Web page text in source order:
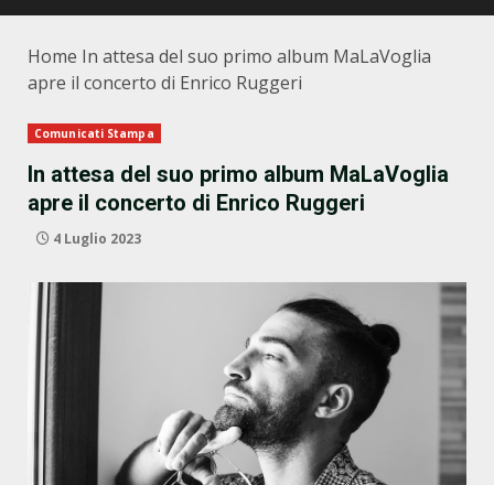
Home In attesa del suo primo album MaLaVoglia
apre il concerto di Enrico Ruggeri
Comunicati Stampa
In attesa del suo primo album MaLaVoglia
apre il concerto di Enrico Ruggeri
4 Luglio 2023